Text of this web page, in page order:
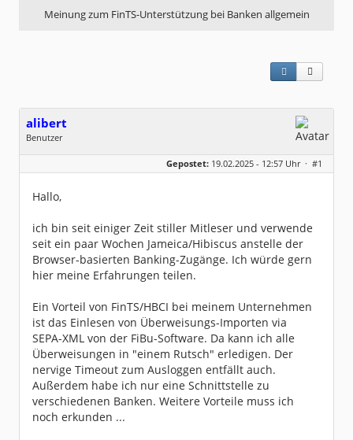
Meinung zum FinTS-Unterstützung bei Banken allgemein
alibert
Benutzer
Geschlecht:
keine Angabe
Dabei seit:
02 / 2025
Gepostet: 19.02.2025 - 12:57 Uhr · #1
Hallo,
ich bin seit einiger Zeit stiller Mitleser und verwende
seit ein paar Wochen Jameica/Hibiscus anstelle der
Browser-basierten Banking-Zugänge. Ich würde gern
hier meine Erfahrungen teilen.
Ein Vorteil von FinTS/HBCI bei meinem Unternehmen
ist das Einlesen von Überweisungs-Importen via
SEPA-XML von der FiBu-Software. Da kann ich alle
Überweisungen in "einem Rutsch" erledigen. Der
nervige Timeout zum Ausloggen entfällt auch.
Außerdem habe ich nur eine Schnittstelle zu
verschiedenen Banken. Weitere Vorteile muss ich
noch erkunden ...